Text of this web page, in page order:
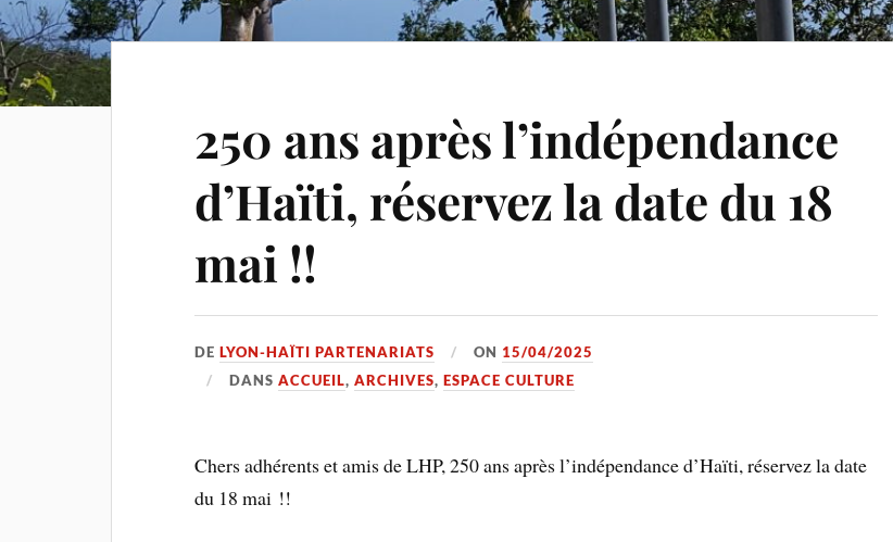
250 ans après l’indépendance
d’Haïti, réservez la date du 18
mai !!
DELYON-HAÏTI PARTENARIATS ON 15/04/2025
DANSACCUEIL,ARCHIVES,ESPACE CULTURE
Chers adhérents et amis de LHP, 250 ans après l’indépendance d’Haïti, réservez la date
du 18 mai !!